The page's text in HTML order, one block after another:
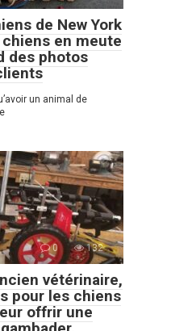
de New York
en meute
des photos
un animal de
0 132
vétérinaire,
pour les chiens
offrir une